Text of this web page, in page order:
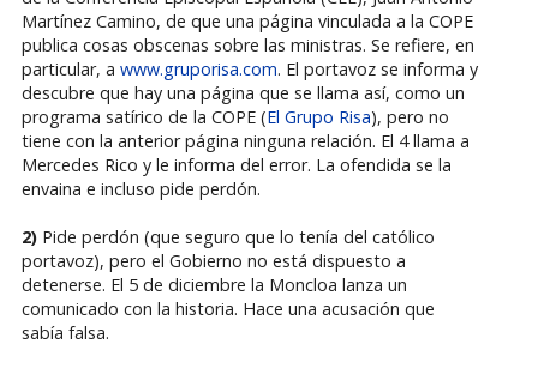
Martínez Camino, de que una página vinculada a la COPE
publica cosas obscenas sobre las ministras. Se refiere, en
particular, a www.gruporisa.com. El portavoz se informa y
descubre que hay una página que se llama así, como un
programa satírico de la COPE (El Grupo Risa), pero no
tiene con la anterior página ninguna relación. El 4 llama a
Mercedes Rico y le informa del error. La ofendida se la
envaina e incluso pide perdón.
2)Pide perdón (que seguro que lo tenía del católico
portavoz), pero el Gobierno no está dispuesto a
detenerse. El 5 de diciembre la Moncloa lanza un
comunicado con la historia. Hace una acusación que
sabía falsa.